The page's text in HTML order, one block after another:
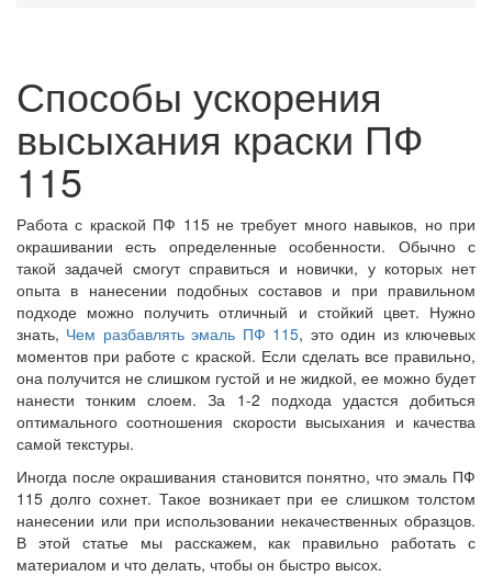
Способы ускорения
высыхания краски ПФ
115
Работа с краской ПФ 115 не требует много навыков, но при
окрашивании есть определенные особенности. Обычно с
такой задачей смогут справиться и новички, у которых нет
опыта в нанесении подобных составов и при правильном
подходе можно получить отличный и стойкий цвет. Нужно
знать, Чем разбавлять эмаль ПФ 115, это один из ключевых
моментов при работе с краской. Если сделать все правильно,
она получится не слишком густой и не жидкой, ее можно будет
нанести тонким слоем. За 1-2 подхода удастся добиться
оптимального соотношения скорости высыхания и качества
самой текстуры.
Иногда после окрашивания становится понятно, что эмаль ПФ
115 долго сохнет. Такое возникает при ее слишком толстом
нанесении или при использовании некачественных образцов.
В этой статье мы расскажем, как правильно работать с
материалом и что делать, чтобы он быстро высох.